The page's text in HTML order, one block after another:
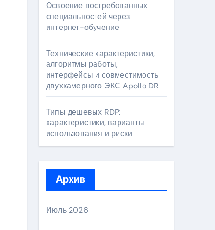
Освоение востребованных
специальностей через
интернет-обучение
Технические характеристики,
алгоритмы работы,
интерфейсы и совместимость
двухкамерного ЭКС Apollo DR
Типы дешевых RDP:
характеристики, варианты
использования и риски
Архив
Июль 2026